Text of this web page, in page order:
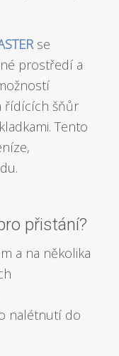
se
prostředí a
řídících šňůr
Tento
přistání?
a na několika
nalétnutí do